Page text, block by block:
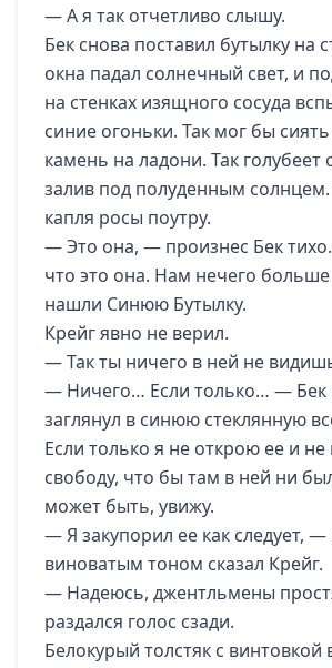
— А я так отчетливо слышу.
Бек снова поставил бутылку на
окна падал солнечный свет, и
на стенках изящного сосуда
синие огоньки. Так мог бы
камень на ладони. Так голубеет
залив под полуденным солнцем.
капля росы поутру.
— Это она, — произнес Бек
что это она. Нам нечего
нашли Синюю Бутылку.
Крейг явно не верил.
— Так ты ничего в ней не
— Ничего… Если только… — Бек
заглянул в синюю стеклянную
Если только я не открою ее и
свободу, что бы там в ней ни
может быть, увижу.
— Я закупорил ее как следует,
виноватым тоном сказал Крейг.
— Надеюсь, джентльмены
раздался голос сзади.
Белокурый толстяк с винтовкой